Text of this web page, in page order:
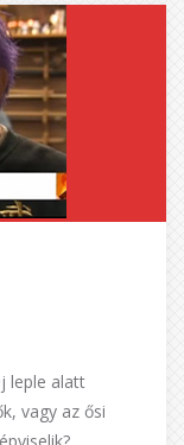
leple alatt
vagy az ősi